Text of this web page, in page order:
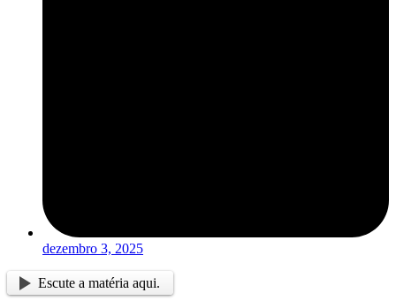
dezembro 3, 2025
Escute a matéria aqui.